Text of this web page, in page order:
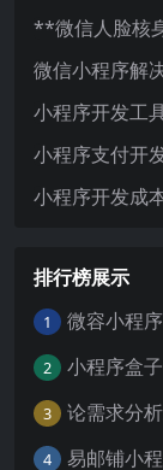
**微信人脸核
微信小程序解
小程序开发工
小程序支付开
小程序开发成
排行榜展示
1 微容小程序
2 小程序盒子
3 论需求分
4 易邮铺小